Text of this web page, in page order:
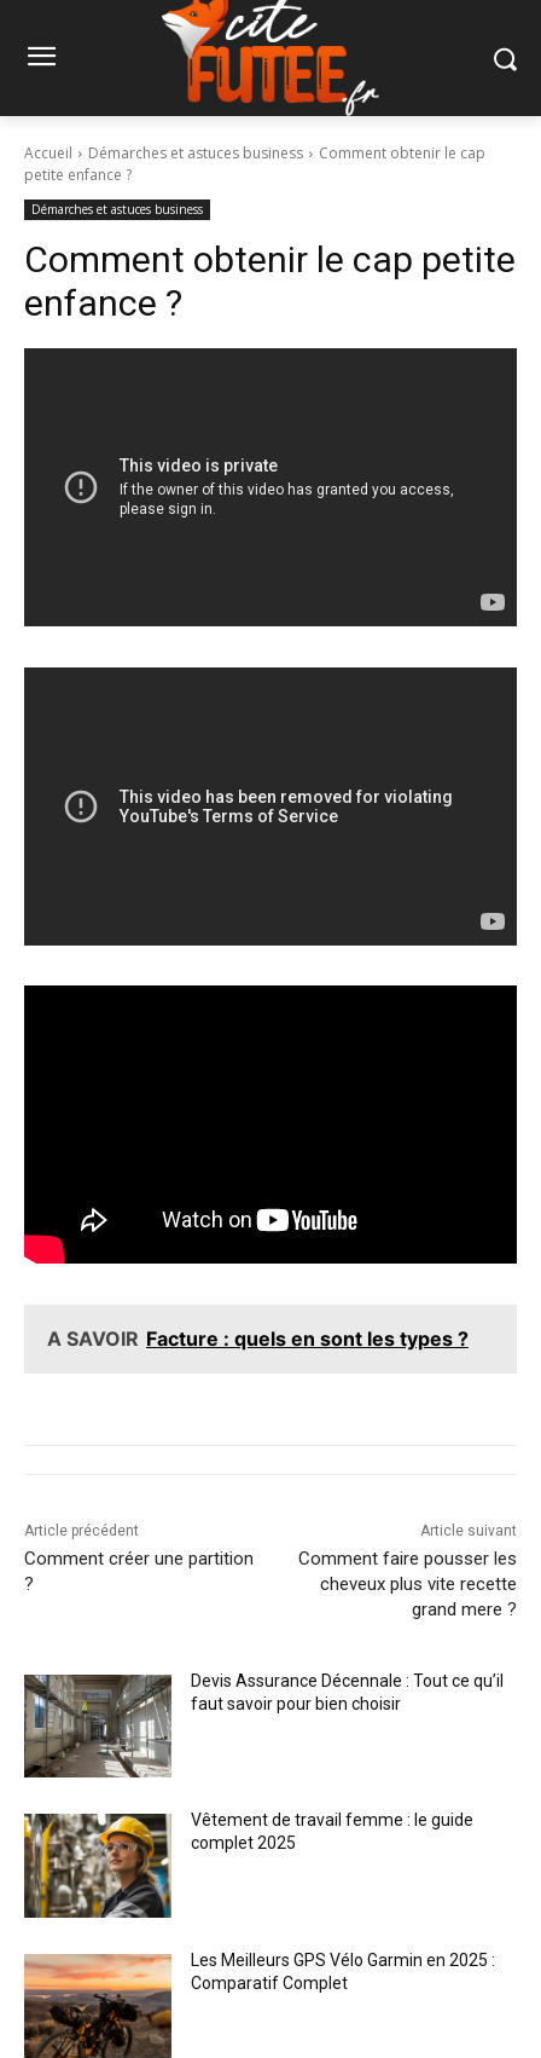
Accueil Démarches et astuces business
Comment obtenir le cap
petite enfance ?
Démarches et astuces business
Comment obtenir le cap petite
enfance ?
A SAVOIR Facture : quels en sont les types ?
Article précédent
Comment créer une partition
?
Article suivant
Comment faire pousser les
cheveux plus vite recette
grand mere ?
Devis Assurance Décennale : Tout ce qu’il
faut savoir pour bien choisir
Vêtement de travail femme : le guide
complet 2025
Les Meilleurs GPS Vélo Garmin en 2025 :
Comparatif Complet